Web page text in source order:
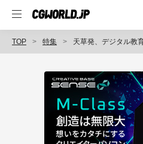
TOP 特集 天草発、デジタル教育で地域を変え